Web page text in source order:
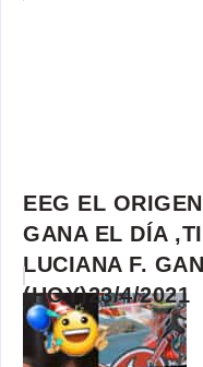
EEG EL
GANA EL DÍA
LUCIANA F.
(HOY)23/4/2021